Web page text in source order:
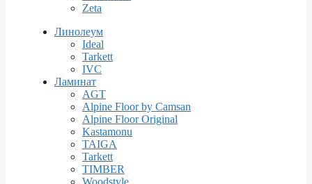
Zeta
Линолеум
Ideal
Tarkett
IVC
Ламинат
AGT
Alpine Floor by Camsan
Alpine Floor Original
Kastamonu
TAIGA
Tarkett
TIMBER
Woodstyle